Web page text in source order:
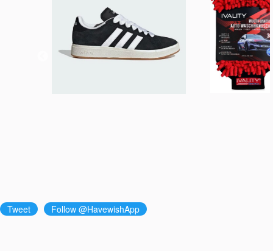
Tweet Follow @HavewishApp